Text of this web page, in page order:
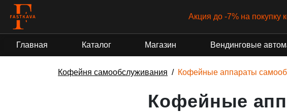
Грант от
Главная Каталог Магазин Вендинговые
Кофейня самообслуживания Кофейные аппараты
Кофейные